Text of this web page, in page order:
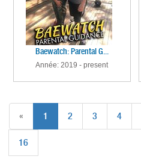
Baewatch: Parental G...
Année: 2019 - present
« 1 2 3 4
16